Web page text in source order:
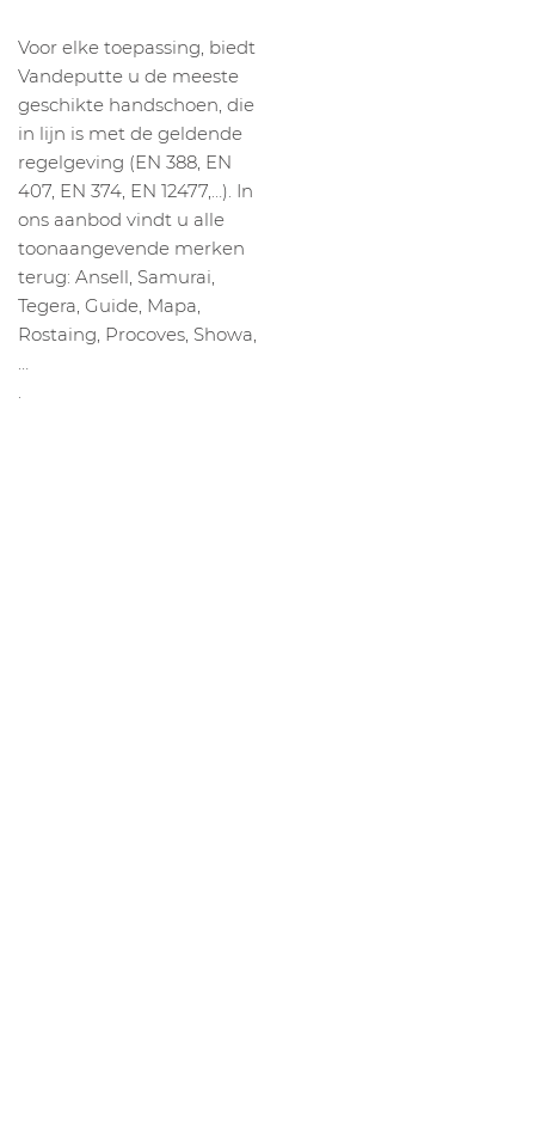
Voor elke toepassing, biedt
Vandeputte u de meeste
geschikte handschoen, die
in lijn is met de geldende
regelgeving (EN 388, EN
407, EN 374, EN 12477,…). In
ons aanbod vindt u alle
toonaangevende merken
terug: Ansell, Samurai,
Tegera, Guide, Mapa,
Rostaing, Procoves, Showa,
…
.